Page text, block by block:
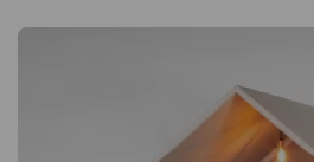
Kabelkanal für Lampe – Lampe nicht
unmöbliert geliefert – Möbel separat
dem Stoff Slope von Nevotex (100